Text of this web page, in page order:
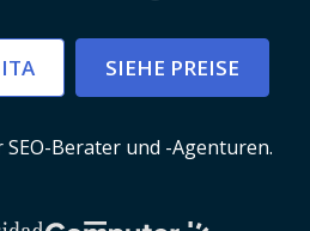
SIEHE PREISE
Berater und -Agenturen.